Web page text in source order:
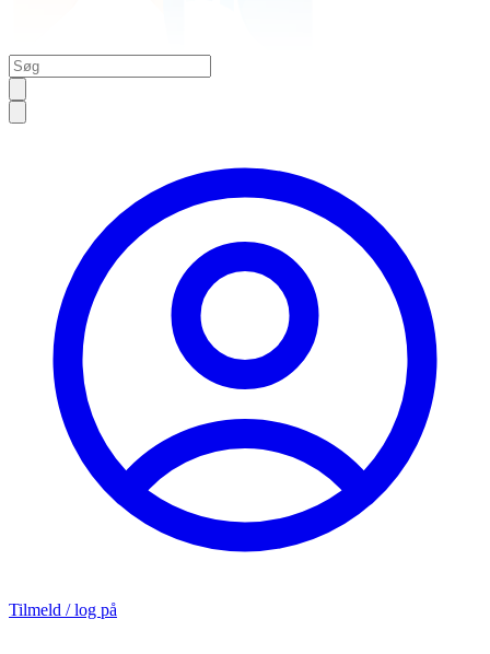
Tilmeld / log på